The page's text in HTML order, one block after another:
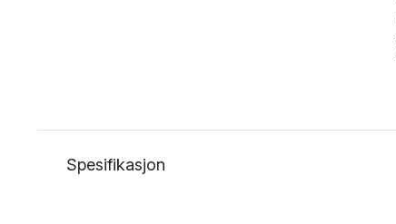
Spesifikasjon